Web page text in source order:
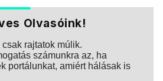
Olvasóink!
rajtatok múlik.
számunkra az, ha
portálunkat, amiért hálásak is